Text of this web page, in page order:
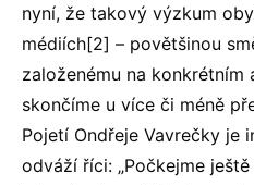
nyní, že takový výzkum
médiích[2] – povětšinou
založenému na konkrétním
skončíme u více či méně
Pojetí Ondřeje Vavrečky je
odváží říci: „Počkejme